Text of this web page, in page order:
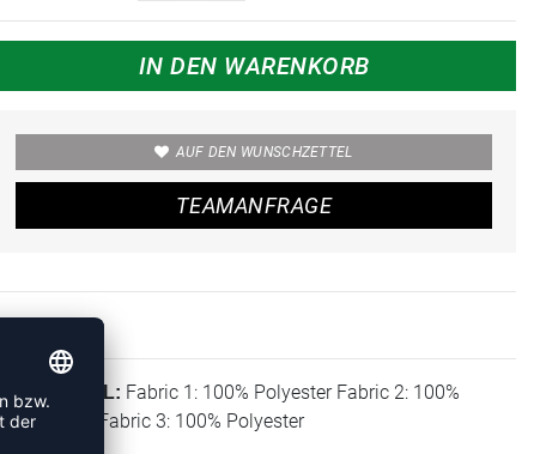
IN DEN WARENKORB
AUF DEN WUNSCHZETTEL
TEAMANFRAGE
MATERIAL: Fabric 1: 100% Polyester Fabric 2: 100%
Polyester Fabric 3: 100% Polyester